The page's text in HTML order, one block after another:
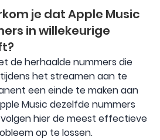
je dat Apple Music
in willekeurige
de herhaalde nummers die
het streamen aan te
een einde te maken aan
Music dezelfde nummers
hier de meest effectieve
op te lossen.